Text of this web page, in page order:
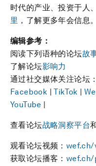
时代的产业、投资于人
里 ，了解更多年会信息。
编辑参考：
阅读下列语种的论坛故
了解论坛影响力
通过社交媒体关注论坛
Facebook |TikTok |
YouTube |
查看论坛战略洞察平台
观看论坛视频： wef.ch/
获取论坛播客：